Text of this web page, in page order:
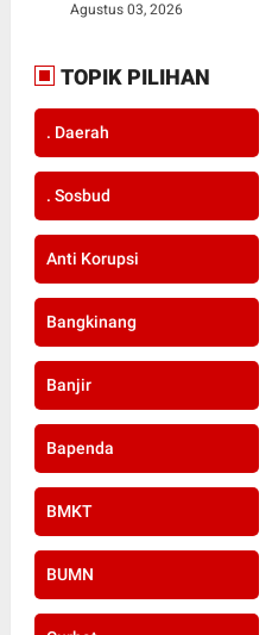
Agustus 03, 2026
TOPIK PILIHAN
. Daerah
. Sosbud
Anti Korupsi
Bangkinang
Banjir
Bapenda
BMKT
BUMN